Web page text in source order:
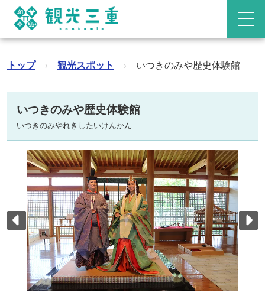
トップ › 観光スポット › いつきのみや歴史体験館
いつきのみや歴史体験館
いつきのみやれきしたいけんかん